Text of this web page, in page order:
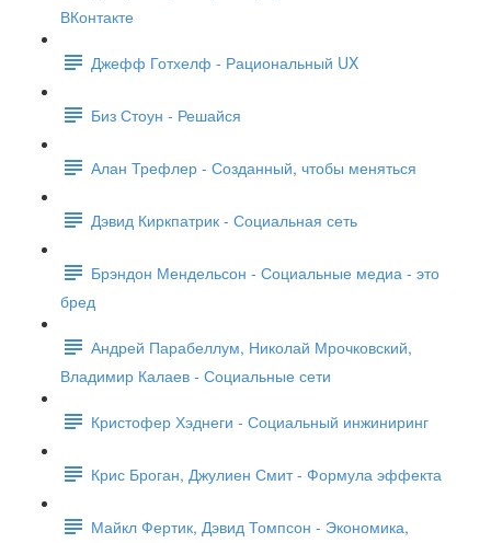
ВКонтакте
Джефф Готхелф - Рациональный UX
Биз Стоун - Решайся
Алан Трефлер - Созданный, чтобы меняться
Дэвид Киркпатрик - Социальная сеть
Брэндон Мендельсон - Социальные медиа - это
бред
Андрей Парабеллум, Николай Мрочковский,
Владимир Калаев - Социальные сети
Кристофер Хэднеги - Социальный инжиниринг
Крис Броган, Джулиен Смит - Формула эффекта
Майкл Фертик, Дэвид Томпсон - Экономика,